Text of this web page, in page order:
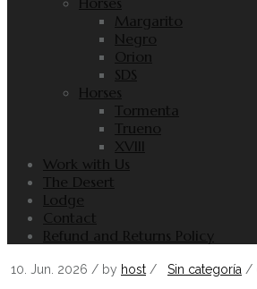
Margarito
Negro
Orion
SDS
Horses
Tormenta
Trueno
XVIII
Work with Us
The Desert
Lodge
Contact
Refund and Returns Policy
10. Jun. 2026 / by host / Sin categoría /